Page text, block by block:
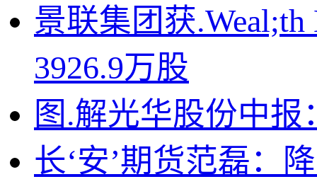
景联集团获.Weal;th
3926.9万股
图.解光华股份中报
长‘安’期货范磊：